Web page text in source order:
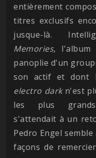
entièrement
titres exclusifs
jusque-là.
Memories, l'album
panoplie d'un
son actif et dont
electro darkn'est
les plus
s'attendait à un
Pedro Engel
façons de